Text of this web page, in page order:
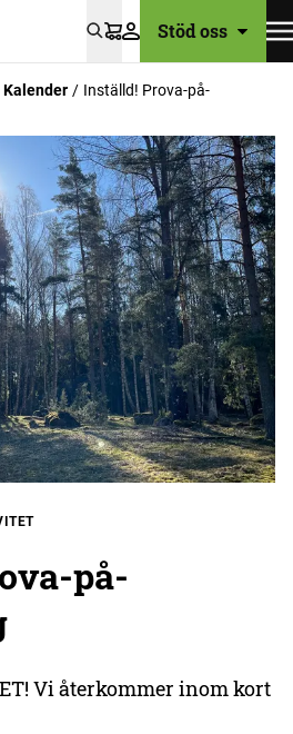
VarukorgStöd oss
Kalender
Inställd! Prova-på-
på-
Vi återkommer inom kort